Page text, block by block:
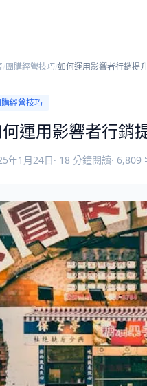
/團購經營技巧/如何運用影響者行銷提
購經營技巧
運用影響者行銷
年1月24日· 18 分鐘閱讀· 6,809